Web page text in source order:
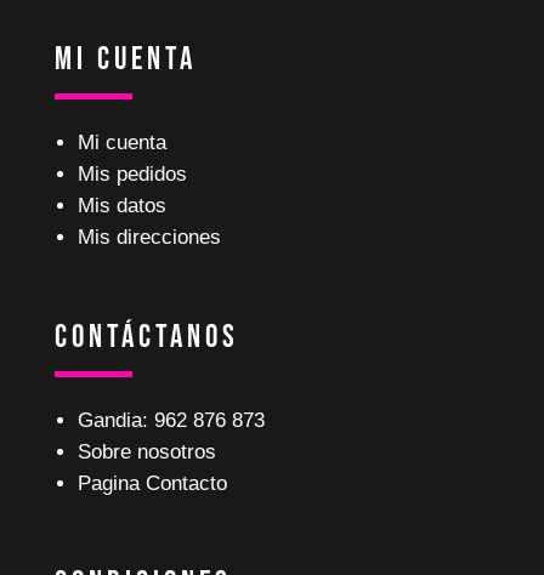
Mi Cuenta
Mi cuenta
Mis pedidos
Mis datos
Mis direcciones
Contáctanos
Gandia: 962 876 873
Sobre nosotros
Pagina Contacto